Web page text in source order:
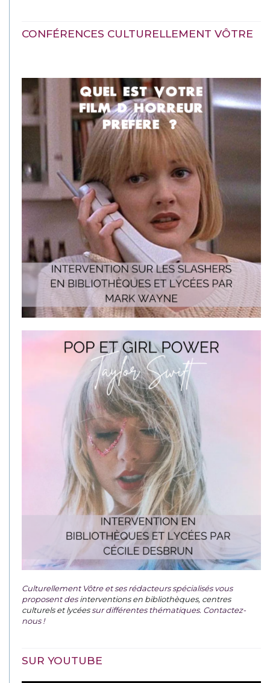
CONFÉRENCES CULTURELLEMENT VÔTRE
Culturellement Vôtre et ses rédacteurs spécialisés vous
proposent desinterventions en bibliothèques, centres
culturels et lycéessur différentes thématiques. Contactez-
nous !
SUR YOUTUBE